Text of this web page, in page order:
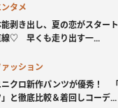
タメ
剥き出し、夏の恋がスター
線♡ 早くも走り出す一...
ッション
クロ新作パンツが優秀！
」と徹底比較＆着回しコーデ...